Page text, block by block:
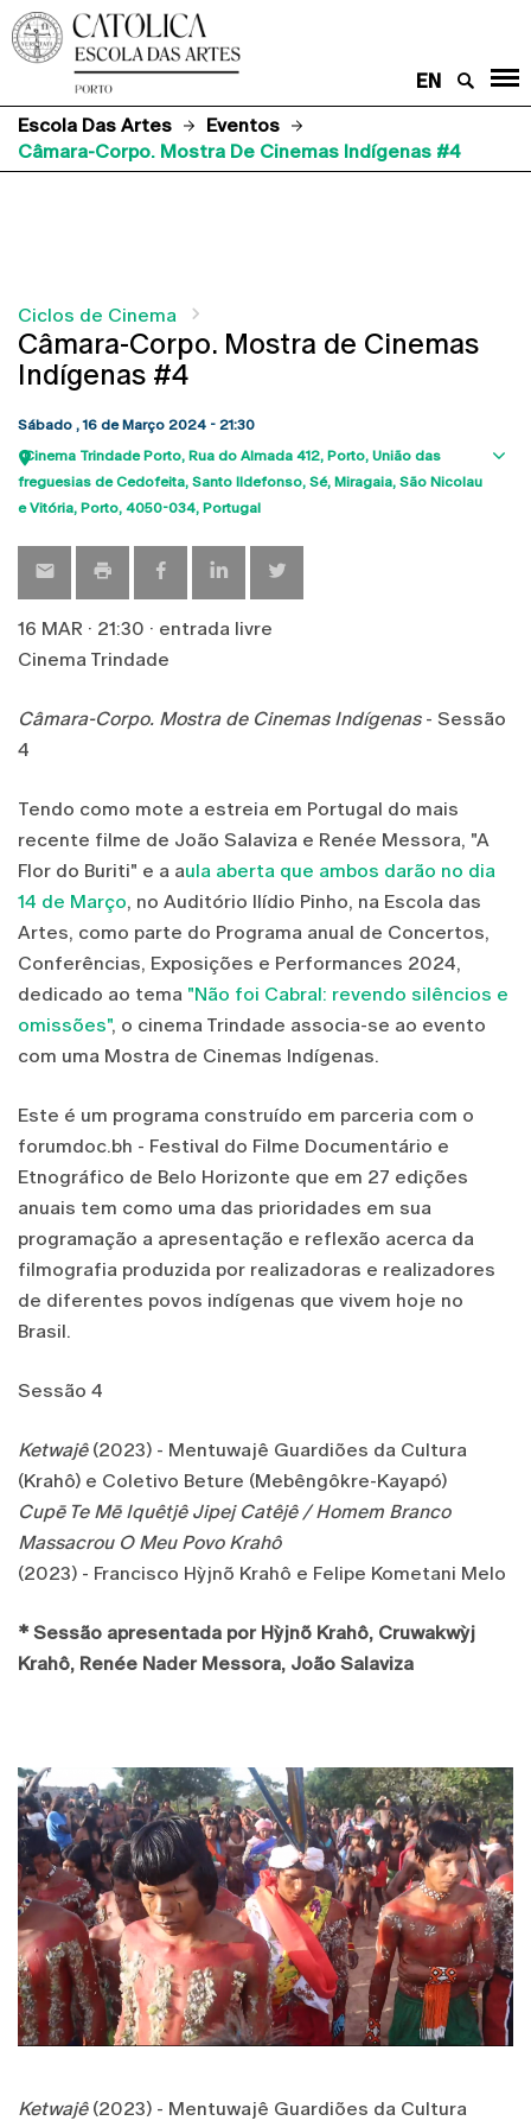
EN
Escola Das Artes
Eventos
Câmara-Corpo. Mostra De Cinemas Indígenas #4
Ciclos de Cinema
Câmara-Corpo. Mostra de Cinemas
Indígenas #4
Sábado , 16 de Março 2024 - 21:30
Cinema Trindade Porto Rua do Almada 412 Porto União das
freguesias de Cedofeita, Santo Ildefonso, Sé, Miragaia, São Nicolau
e Vitória, Porto 4050-034 Portugal
16 MAR · 21:30 · entrada livre
Cinema Trindade
Câmara-Corpo. Mostra de Cinemas Indígenas- Sessão
4
Tendo como mote a estreia em Portugal do mais
recente filme de João Salaviza e Renée Messora, "A
Flor do Buriti" e a aula aberta que ambos darão no dia
14 de Março, no Auditório Ilídio Pinho, na Escola das
Artes, como parte do Programa anual de Concertos,
Conferências, Exposições e Performances 2024,
dedicado ao tema "Não foi Cabral: revendo silêncios e
omissões", o cinema Trindade associa-se ao evento
com uma Mostra de Cinemas Indígenas.
Este é um programa construído em parceria com o
forumdoc.bh - Festival do Filme Documentário e
Etnográfico de Belo Horizonte que em 27 edições
anuais tem como uma das prioridades em sua
programação a apresentação e reflexão acerca da
filmografia produzida por realizadoras e realizadores
de diferentes povos indígenas que vivem hoje no
Brasil.
Sessão 4
Ketwajê (2023) - Mentuwajê Guardiões da Cultura
(Krahô) e Coletivo Beture (Mebêngôkre-Kayapó)
Cupē Te Mē Iquêtjê Jipej Catêjê / Homem Branco
Massacrou O Meu Povo Krahô
(2023) - Francisco Hỳjnõ Krahô e Felipe Kometani Melo
* Sessão apresentada por Hỳjnõ Krahô, Cruwakwỳj
Krahô, Renée Nader Messora, João Salaviza
Ketwajê (2023) - Mentuwajê Guardiões da Cultura